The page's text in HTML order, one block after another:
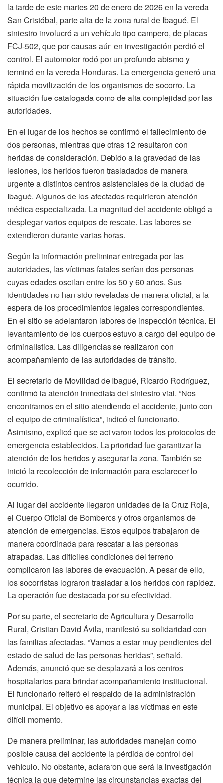
la tarde de este martes 20 de enero de 2026 en la vereda
San Cristóbal, parte alta de la zona rural de Ibagué. El
siniestro involucró a un vehículo tipo campero, de placas
FCJ-502, que por causas aún en investigación perdió el
control. El automotor rodó por un profundo abismo y
terminó en la vereda Honduras. La emergencia generó una
rápida movilización de los organismos de socorro. La
situación fue catalogada como de alta complejidad por las
autoridades.
En el lugar de los hechos se confirmó el fallecimiento de
dos personas, mientras que otras 12 resultaron con
heridas de consideración. Debido a la gravedad de las
lesiones, los heridos fueron trasladados de manera
urgente a distintos centros asistenciales de la ciudad de
Ibagué. Algunos de los afectados requirieron atención
médica especializada. La magnitud del accidente obligó a
desplegar varios equipos de rescate. Las labores se
extendieron durante varias horas.
Según la información preliminar entregada por las
autoridades, las víctimas fatales serían dos personas
cuyas edades oscilan entre los 50 y 60 años. Sus
identidades no han sido reveladas de manera oficial, a la
espera de los procedimientos legales correspondientes.
En el sitio se adelantaron labores de inspección técnica. El
levantamiento de los cuerpos estuvo a cargo del equipo de
criminalística. Las diligencias se realizaron con
acompañamiento de las autoridades de tránsito.
El secretario de Movilidad de Ibagué, Ricardo Rodríguez,
confirmó la atención inmediata del siniestro vial. “Nos
encontramos en el sitio atendiendo el accidente, junto con
el equipo de criminalística”, indicó el funcionario.
Asimismo, explicó que se activaron todos los protocolos de
emergencia establecidos. La prioridad fue garantizar la
atención de los heridos y asegurar la zona. También se
inició la recolección de información para esclarecer lo
ocurrido.
Al lugar del accidente llegaron unidades de la Cruz Roja,
el Cuerpo Oficial de Bomberos y otros organismos de
atención de emergencias. Estos equipos trabajaron de
manera coordinada para rescatar a las personas
atrapadas. Las difíciles condiciones del terreno
complicaron las labores de evacuación. A pesar de ello,
los socorristas lograron trasladar a los heridos con rapidez.
La operación fue destacada por su efectividad.
Por su parte, el secretario de Agricultura y Desarrollo
Rural, Cristian David Ávila, manifestó su solidaridad con
las familias afectadas. “Vamos a estar muy pendientes del
estado de salud de las personas heridas”, señaló.
Además, anunció que se desplazará a los centros
hospitalarios para brindar acompañamiento institucional.
El funcionario reiteró el respaldo de la administración
municipal. El objetivo es apoyar a las víctimas en este
difícil momento.
De manera preliminar, las autoridades manejan como
posible causa del accidente la pérdida de control del
vehículo. No obstante, aclararon que será la investigación
técnica la que determine las circunstancias exactas del